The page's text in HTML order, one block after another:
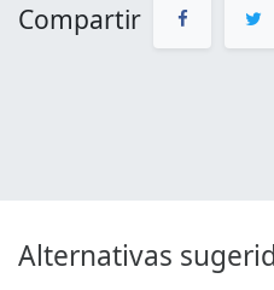
Compartir
Alternativas